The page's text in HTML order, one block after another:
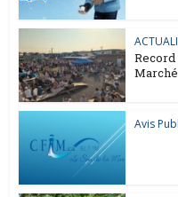
Record
Avis